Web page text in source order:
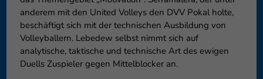
anderem mit den United Volleys den DVV Pokal holte,
beschäftigt sich mit der technischen Ausbildung von
Volleyballern. Lebedew selbst nimmt sich auf
analytische, taktische und technische Art des ewigen
Duells Zuspieler gegen Mittelblocker an.